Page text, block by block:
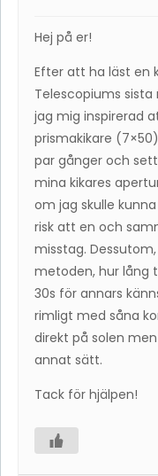
Hej på er!
Efter att ha läst en
Telescopiums sista
jag mig inspirerad
prismakikare
par gånger och
mina kikares
om jag skulle
risk att en och
misstag.
metoden, hur lång
30s för annars
rimligt med såna
direkt på solen
annat sätt.
Tack för hjälpen!